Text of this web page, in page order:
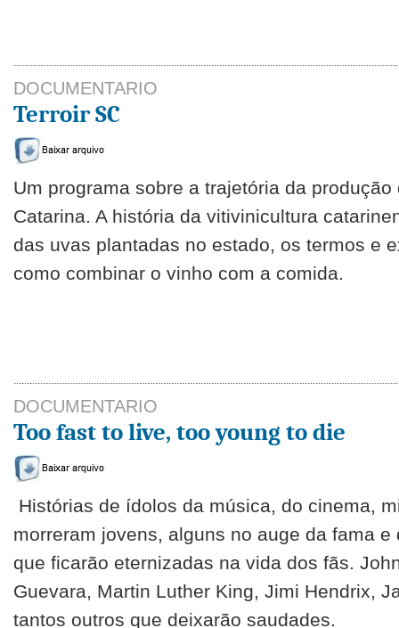
DOCUMENTARIO
Terroir SC
Um programa sobre a trajetória da
Catarina. A história da vitivinicultura
das uvas plantadas no estado, os termos e
como combinar o vinho com a comida.
DOCUMENTARIO
Too fast to live, too young to die
Histórias de ídolos da música, do cinema,
morreram jovens, alguns no auge da fama
que ficarão eternizadas na vida dos fãs.
Guevara, Martin Luther King, Jimi Hendrix,
tantos outros que deixarão saudades.